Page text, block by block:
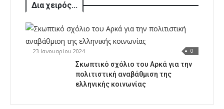
Δια χειρός...
23 Ιανουαρίου 2024 0
Σκωπτικό σχόλιο του Αρκά για την
πολιτιστική αναβάθμιση της
ελληνικής κοινωνίας